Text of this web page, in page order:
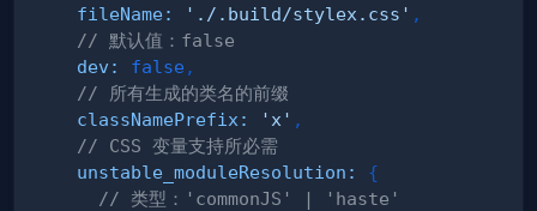
fileName: './.build/stylex.css' ,
// 默认值：false
dev : false ,
// 所有生成的类名的前缀
classNamePrefix : 'x' ,
// CSS 变量支持所必需
unstable_moduleResolution :
{
// 类型：'commonJS' | 'haste'